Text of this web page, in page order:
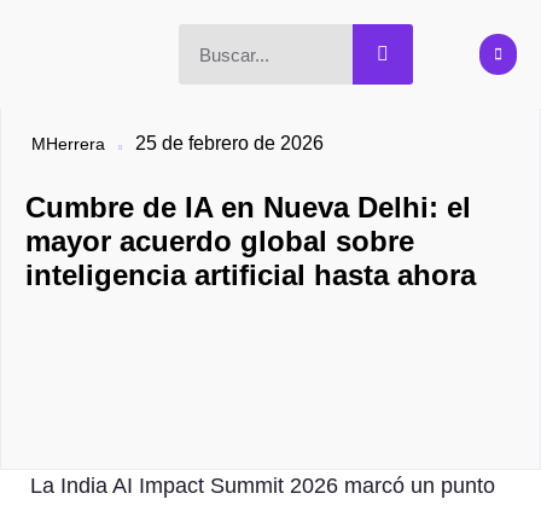
MHerrera 25 de febrero de 2026
Cumbre de IA en Nueva Delhi: el
mayor acuerdo global sobre
inteligencia artificial hasta ahora
La India AI Impact Summit 2026 marcó un punto